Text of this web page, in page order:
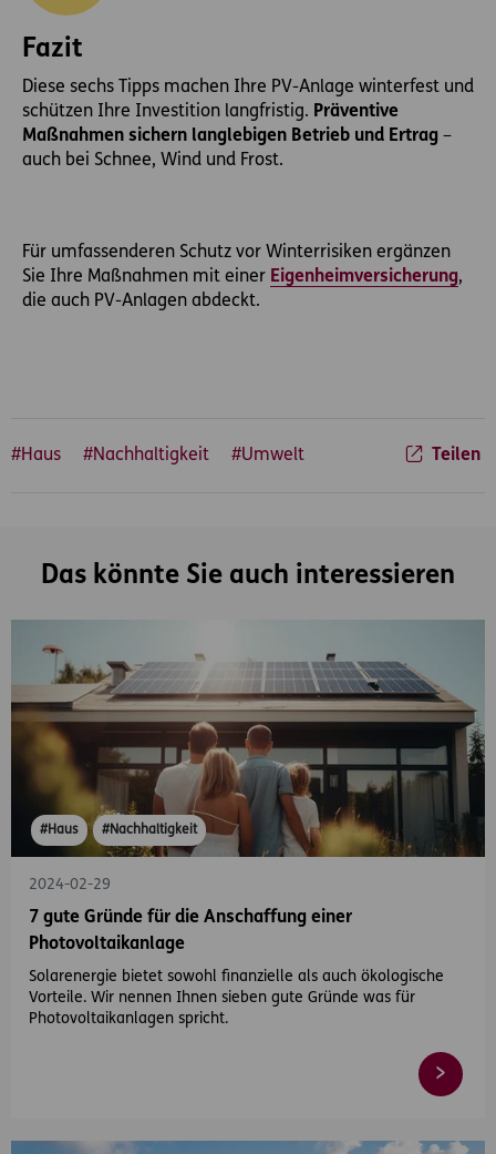
Fazit
Diese sechs Tipps machen Ihre PV-Anlage winterfest und
schützen Ihre Investition langfristig. Präventive
Maßnahmen sichern langlebigen Betrieb und Ertrag –
auch bei Schnee, Wind und Frost.
Für umfassenderen Schutz vor Winterrisiken ergänzen
Sie Ihre Maßnahmen mit einer Eigenheimversicherung,
die auch PV-Anlagen abdeckt.
#Haus #Nachhaltigkeit #Umwelt Teilen
Das könnte Sie auch interessieren
#Haus #Nachhaltigkeit
2024-02-29
7 gute Gründe für die Anschaffung einer
Photovoltaikanlage
Solarenergie bietet sowohl finanzielle als auch ökologische
Vorteile. Wir nennen Ihnen sieben gute Gründe was für
Photovoltaikanlagen spricht.